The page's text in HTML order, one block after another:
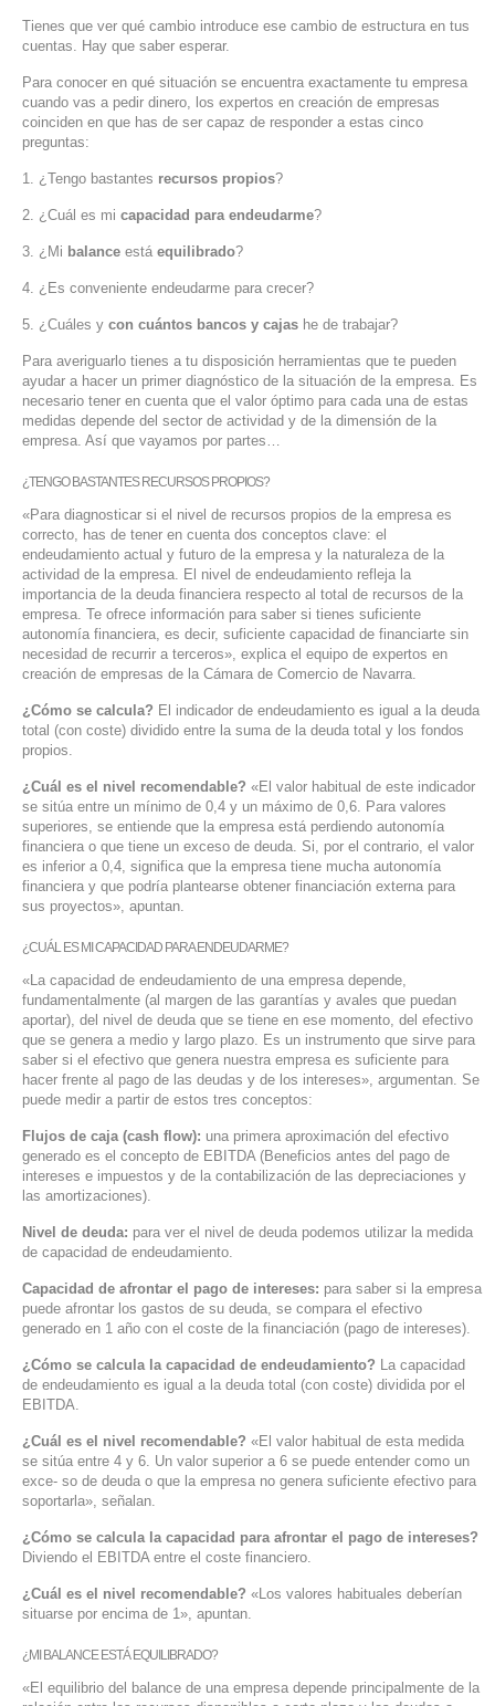
APPS PARA NEGOCIOS
SISTEMAS PARA NEGOCIOS Y EMPRESAS
MARKETING DIGITAL
SERVICIOS DE TI
ASESORÍA TECNOLÓGICA
TRANSFORMACIÓN DIGITAL
PORTAFOLIO
BLOG
CONTACTO
Tienes que ver qué cambio introduce ese cambio de estructura en tus
cuentas. Hay que saber esperar.
Para conocer en qué situación se encuentra exactamente tu empresa
cuando vas a pedir dinero, los expertos en creación de empresas
coinciden en que has de ser capaz de responder a estas cinco
preguntas:
1. ¿Tengo bastantes recursos propios?
2. ¿Cuál es mi capacidad para endeudarme?
3. ¿Mi balance está equilibrado?
4. ¿Es conveniente endeudarme para crecer?
5. ¿Cuáles y con cuántos bancos y cajas he de trabajar?
Para averiguarlo tienes a tu disposición herramientas que te pueden
ayudar a hacer un primer diagnóstico de la situación de la empresa. Es
necesario tener en cuenta que el valor óptimo para cada una de estas
medidas depende del sector de actividad y de la dimensión de la
empresa. Así que vayamos por partes…
¿TENGO BASTANTES RECURSOS PROPIOS?
«Para diagnosticar si el nivel de recursos propios de la empresa es
correcto, has de tener en cuenta dos conceptos clave: el
endeudamiento actual y futuro de la empresa y la naturaleza de la
actividad de la empresa. El nivel de endeudamiento refleja la
importancia de la deuda financiera respecto al total de recursos de la
empresa. Te ofrece información para saber si tienes suficiente
autonomía financiera, es decir, suficiente capacidad de financiarte sin
necesidad de recurrir a terceros», explica el equipo de expertos en
creación de empresas de la Cámara de Comercio de Navarra.
¿Cómo se calcula? El indicador de endeudamiento es igual a la deuda
total (con coste) dividido entre la suma de la deuda total y los fondos
propios.
¿Cuál es el nivel recomendable? «El valor habitual de este indicador
se sitúa entre un mínimo de 0,4 y un máximo de 0,6. Para valores
superiores, se entiende que la empresa está perdiendo autonomía
financiera o que tiene un exceso de deuda. Si, por el contrario, el valor
es inferior a 0,4, significa que la empresa tiene mucha autonomía
financiera y que podría plantearse obtener financiación externa para
sus proyectos», apuntan.
¿CUÁL ES MI CAPACIDAD PARA ENDEUDARME?
«La capacidad de endeudamiento de una empresa depende,
fundamentalmente (al margen de las garantías y avales que puedan
aportar), del nivel de deuda que se tiene en ese momento, del efectivo
que se genera a medio y largo plazo. Es un instrumento que sirve para
saber si el efectivo que genera nuestra empresa es suficiente para
hacer frente al pago de las deudas y de los intereses», argumentan. Se
puede medir a partir de estos tres conceptos:
Flujos de caja (cash flow): una primera aproximación del efectivo
generado es el concepto de EBITDA (Beneficios antes del pago de
intereses e impuestos y de la contabilización de las depreciaciones y
las amortizaciones).
Nivel de deuda: para ver el nivel de deuda podemos utilizar la medida
de capacidad de endeudamiento.
Capacidad de afrontar el pago de intereses: para saber si la empresa
puede afrontar los gastos de su deuda, se compara el efectivo
generado en 1 año con el coste de la financiación (pago de intereses).
¿Cómo se calcula la capacidad de endeudamiento? La capacidad
de endeudamiento es igual a la deuda total (con coste) dividida por el
EBITDA.
¿Cuál es el nivel recomendable? «El valor habitual de esta medida
se sitúa entre 4 y 6. Un valor superior a 6 se puede entender como un
exce- so de deuda o que la empresa no genera suficiente efectivo para
soportarla», señalan.
¿Cómo se calcula la capacidad para afrontar el pago de intereses?
Diviendo el EBITDA entre el coste financiero.
¿Cuál es el nivel recomendable? «Los valores habituales deberían
situarse por encima de 1», apuntan.
¿MI BALANCE ESTÁ EQUILIBRADO?
«El equilibrio del balance de una empresa depende principalmente de la